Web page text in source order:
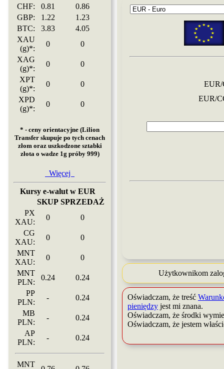
CHF:
0.81
0.86
GBP:
1.22
1.23
BTC:
3.83
4.05
XAU
(g)*:
0
0
XAG
(g)*:
0
0
XPT
(g)*:
0
0
XPD
(g)*:
0 0
* - ceny orientacyjne (Lilion
Transfer skupuje po tych cenach
złom oraz uszkodzone sztabki
złota o wadze 1g próby 999)
Więcej
Kursy e-walut w EUR
SKUP SPRZEDAŻ
PX
XAU:
0
0
CG
XAU:
0
0
MNT
XAU:
0
0
MNT
PLN:
0.24
0.24
PP
PLN:
-
0.24
MB
PLN:
-
0.24
AP
PLN:
- 0.24
MNT
EUR/
Użytkownikom
Oświadczam, że treść
pieniędzy jest mi znana.
Oświadczam, że środki
Oświadczam, że jestem